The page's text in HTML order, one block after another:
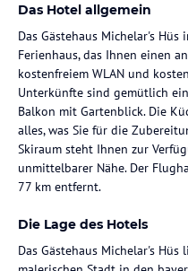
Das Hotel allgemein
Das Gästehaus Michelar's
Ferienhaus, das Ihnen einen
kostenfreiem WLAN und
Unterkünfte sind gemütlich
Balkon mit Gartenblick. Die
alles, was Sie für die
Skiraum steht Ihnen zur
unmittelbarer Nähe. Der
77 km entfernt.
Die Lage des Hotels
Das Gästehaus Michelar's